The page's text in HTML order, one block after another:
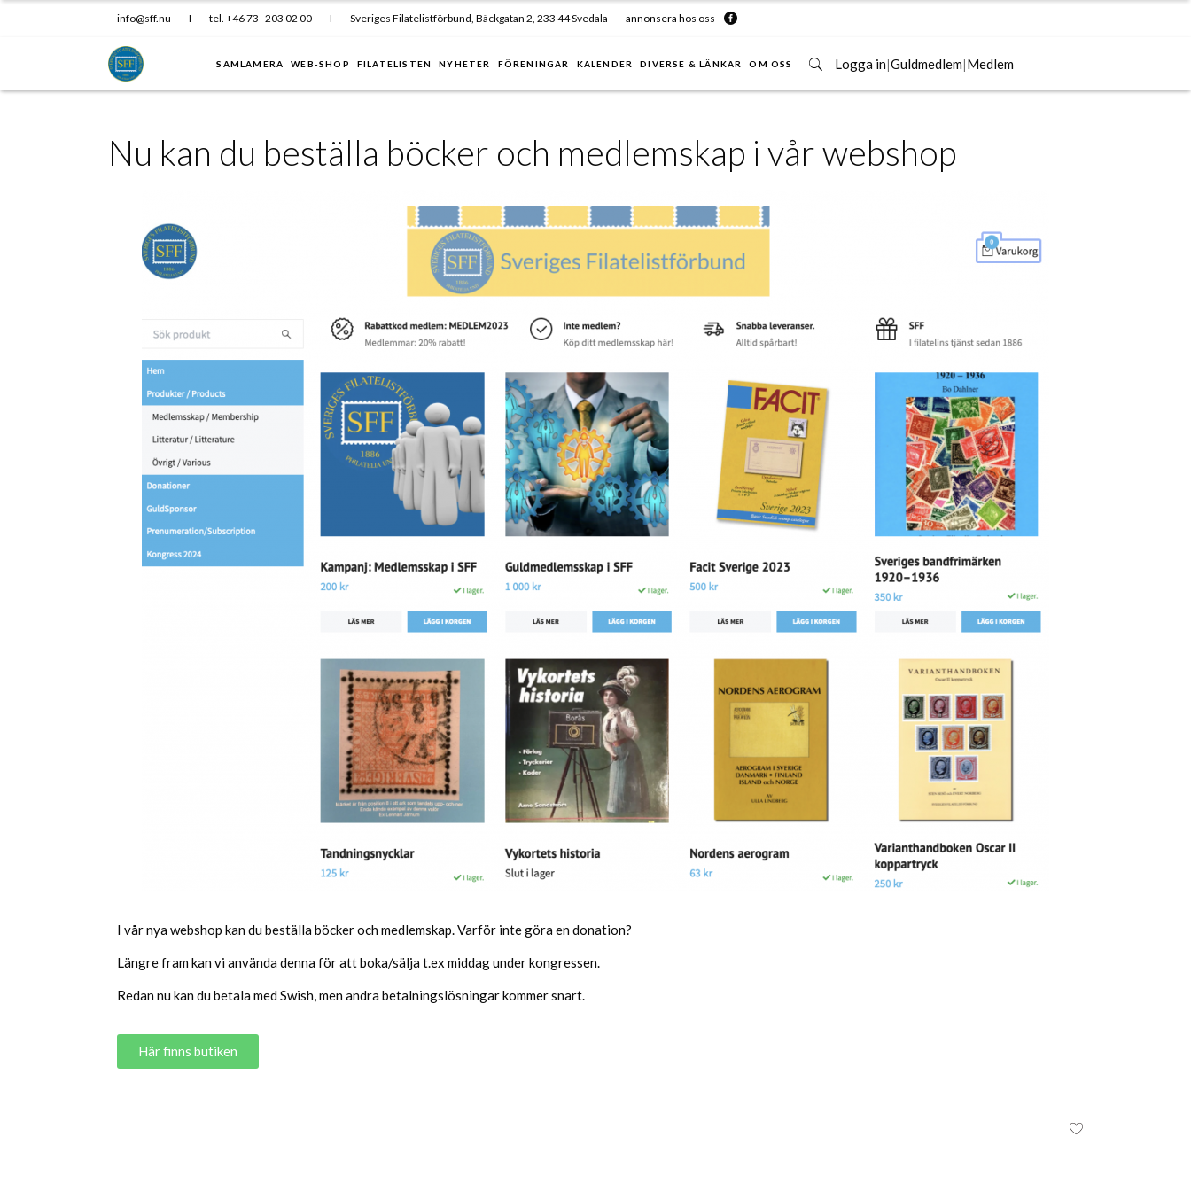
info@sff.nu I tel. +46 73–203 02 00 I Sveriges Filatelistförbund, Bäckgatan 2, 233 44 Svedala annonsera hos oss
SAMLAMERA WEB-SHOP FILATELISTEN NYHETER FÖRENINGAR KALENDER DIVERSE & LÄNKAR OM OSS Logga in|Guldmedlem|Medlem
Nu kan du beställa böcker och medlemskap i vår webshop
I vår nya webshop kan du beställa böcker och medlemskap. Varför inte göra en donation?
Längre fram kan vi använda denna för att boka/sälja t.ex middag under kongressen.
Redan nu kan du betala med Swish, men andra betalningslösningar kommer snart.
Här finns butiken